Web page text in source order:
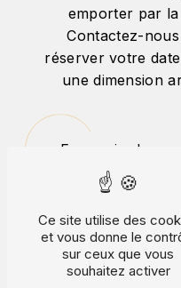
emporter par la
Contactez-
réserver votre
une dimension
En savoir plus
Ce site utilise des
et vous donne le
sur ceux que vous
souhaitez activer